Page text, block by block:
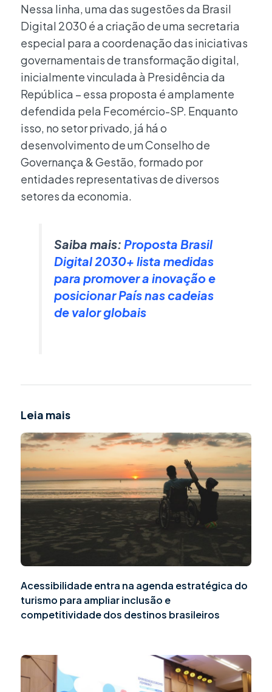
Nessa linha, uma das sugestões da Brasil
Digital 2030 é a criação de uma secretaria
especial para a coordenação das iniciativas
governamentais de transformação digital,
inicialmente vinculada à Presidência da
República – essa proposta é amplamente
defendida pela Fecomércio-SP. Enquanto
isso, no setor privado, já há o
desenvolvimento de um Conselho de
Governança & Gestão, formado por
entidades representativas de diversos
setores da economia.
Saiba mais: Proposta Brasil
Digital 2030+ lista medidas
para promover a inovação e
posicionar País nas cadeias
de valor globais
Leia mais
Acessibilidade entra na agenda estratégica do
turismo para ampliar inclusão e
competitividade dos destinos brasileiros